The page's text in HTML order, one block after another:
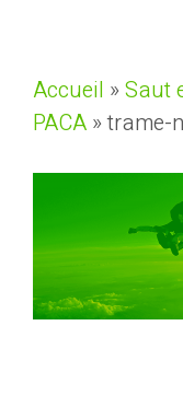
Accueil » Saut
PACA »trame-